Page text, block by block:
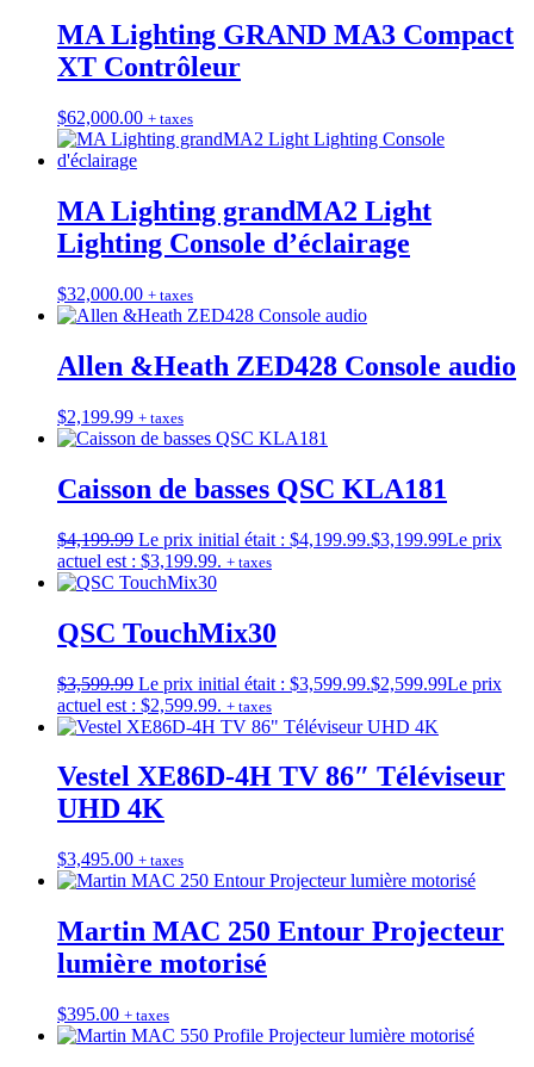
MA Lighting GRAND MA3 Compact
XT Contrôleur
$62,000.00 + taxes
MA Lighting grandMA2 Light
Lighting Console d’éclairage
$32,000.00 + taxes
Allen &Heath ZED428 Console audio
$2,199.99 + taxes
Caisson de basses QSC KLA181
$4,199.99 Le prix initial était : $4,199.99.$3,199.99Le prix
actuel est : $3,199.99. + taxes
QSC TouchMix30
$3,599.99 Le prix initial était : $3,599.99.$2,599.99Le prix
actuel est : $2,599.99. + taxes
Vestel XE86D-4H TV 86″ Téléviseur
UHD 4K
$3,495.00 + taxes
Martin MAC 250 Entour Projecteur
lumière motorisé
$395.00 + taxes